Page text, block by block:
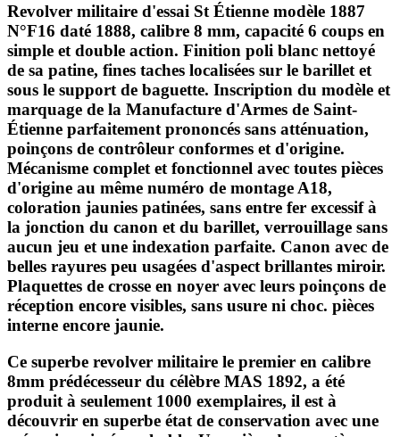
Revolver militaire d'essai St Étienne modèle 1887
N°F16 daté 1888, calibre 8 mm, capacité 6 coups en
simple et double action. Finition poli blanc nettoyé
de sa patine, fines taches localisées sur le barillet et
sous le support de baguette. Inscription du modèle et
marquage de la Manufacture d'Armes de Saint-
Étienne parfaitement prononcés sans atténuation,
poinçons de contrôleur conformes et d'origine.
Mécanisme complet et fonctionnel avec toutes pièces
d'origine au même numéro de montage A18,
coloration jaunies patinées, sans entre fer excessif à
la jonction du canon et du barillet, verrouillage sans
aucun jeu et une indexation parfaite. Canon avec de
belles rayures peu usagées d'aspect brillantes miroir.
Plaquettes de crosse en noyer avec leurs poinçons de
réception encore visibles, sans usure ni choc. pièces
interne encore jaunie.
Ce superbe revolver militaire le premier en calibre
8mm prédécesseur du célèbre MAS 1892, a été
produit à seulement 1000 exemplaires, il est à
découvrir en superbe état de conservation avec une